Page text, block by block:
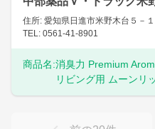
住所: 愛知県日進市米野木台５－１
TEL: 0561-41-8901
商品名:消臭力 Premium
リビング用 ムーンリ